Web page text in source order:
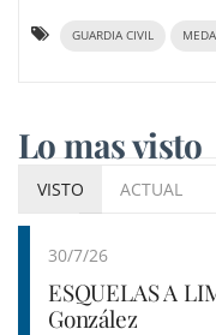
GUARDIA CIVIL
Lo mas visto
VISTO ACTUAL
30/7/26
ESQUELAS A
González